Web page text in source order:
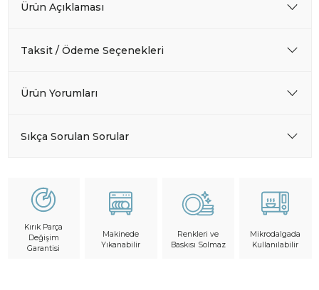
Ürün Açıklaması
Taksit / Ödeme Seçenekleri
Ürün Yorumları
Sıkça Sorulan Sorular
Kırık Parça
Değişim
Garantisi
Makinede
Yıkanabilir
Renkleri ve
Baskısı Solmaz
Mikrodalgada
Kullanılabilir